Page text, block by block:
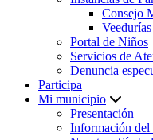
Consejo
Veedurías
Portal de Niños
Servicios de
Denuncia
Participa
Mi municipio
Presentación
Información